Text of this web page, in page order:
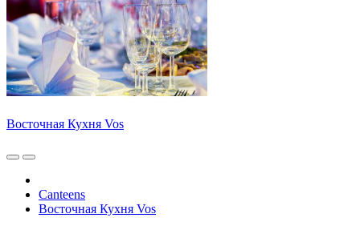
Восточная Кухня Vos
Canteens
Восточная Кухня Vos